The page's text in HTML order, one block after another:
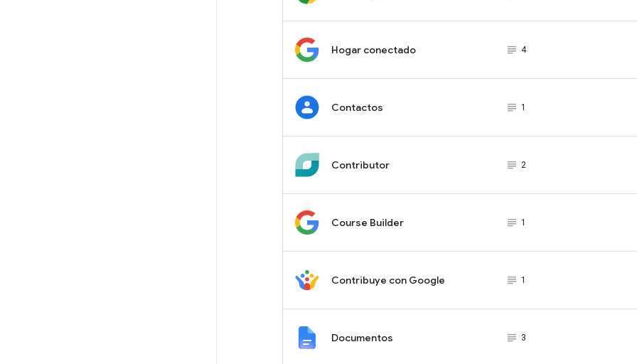
Hogar conectado subject_black
4
Contactos subject_black
1
Contributor subject_black
2
Course Builder subject_black
1
Contribuye con Google subject_black
1
Documentos subject_black
3